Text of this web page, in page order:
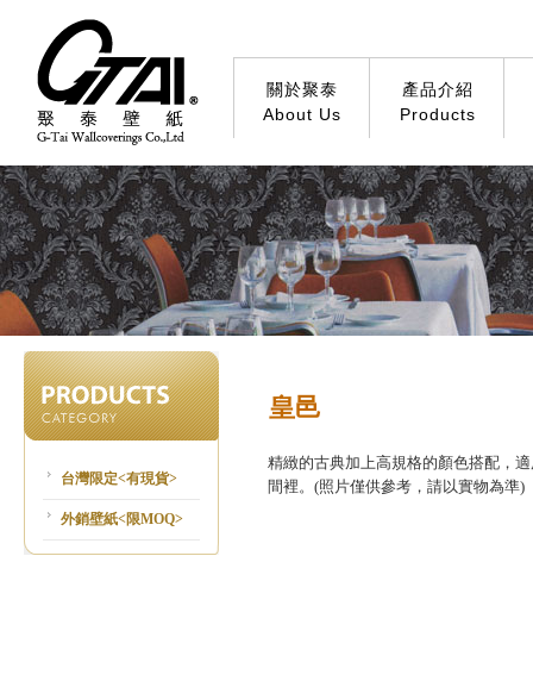
關於聚泰
About Us
產品介紹
Products
台灣限定<有現貨>
外銷壁紙<限MOQ>
皇邑
精緻的古典加上高規格的顏色搭配，
間裡。(照片僅供參考，請以實物為準)